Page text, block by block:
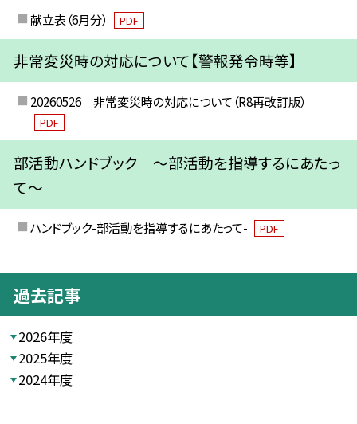
献立表（6月分） PDF
非常変災時の対応について【警報発令時等】
20260526 非常変災時の対応について（R8再改訂版）
PDF
部活動ハンドブック ～部活動を指導するにあたっ
て～
ハンドブック-部活動を指導するにあたって- PDF
過去記事
2026年度
2025年度
2024年度